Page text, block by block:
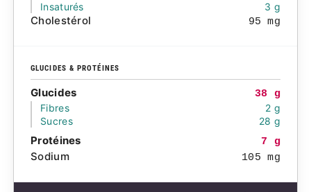
Insaturés
3 g
Cholestérol 95 mg
GLUCIDES & PROTÉINES
Glucides
38 g
Fibres
2 g
Sucres
28 g
Protéines 7 g
Sodium 105 mg